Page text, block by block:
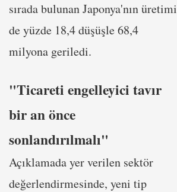
sırada bulunan Japonya'nın üretimi
de yüzde 18,4 düşüşle 68,4
milyona geriledi.
"Ticareti engelleyici tavır
bir an önce
sonlandırılmalı"
Açıklamada yer verilen sektör
değerlendirmesinde, yeni tip